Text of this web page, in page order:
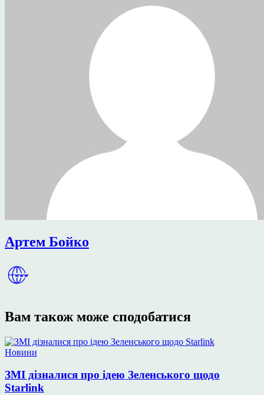
Артем Бойко
Вам також може сподобатися
Опублікувати
Новини
ЗМІ дізналися про ідею Зеленського щодо
Starlink